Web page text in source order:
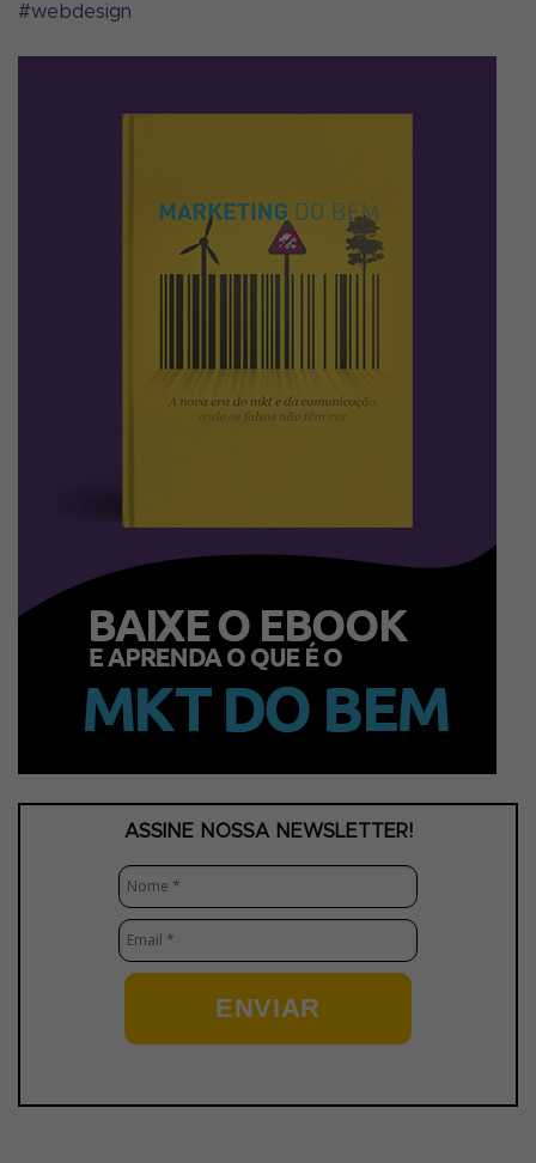
#webdesign
ASSINE NOSSA NEWSLETTER!
ENVIAR